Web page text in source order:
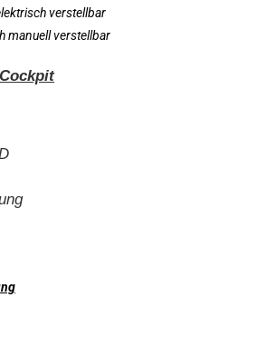
verstellbar
manuell verstellbar